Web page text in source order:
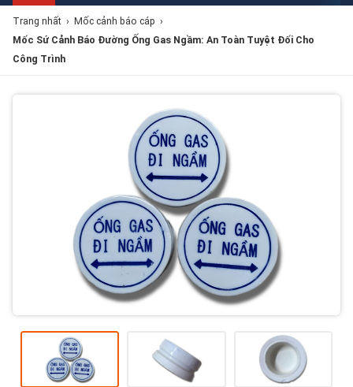
Trang nhất › Mốc cảnh báo cáp ›
Mốc Sứ Cảnh Báo Đường Ống Gas Ngầm: An Toàn Tuyệt Đối Cho
Công Trình